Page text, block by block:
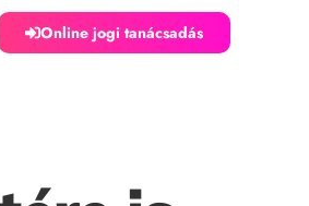
Online jogi tanácsadás